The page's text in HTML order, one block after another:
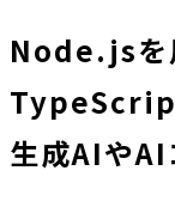
Node.jsを
生成AIや